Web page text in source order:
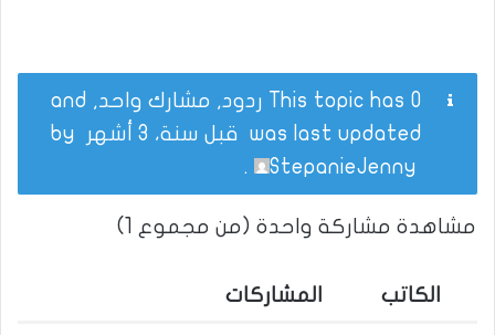
This topic has 0 ردود, مشارك واحد, and
was last updated قبل سنة، 3 أشهر
StepanieJenny
.
مشاهدة مشاركة واحدة (من مجموع 1)
الكاتب المشاركات